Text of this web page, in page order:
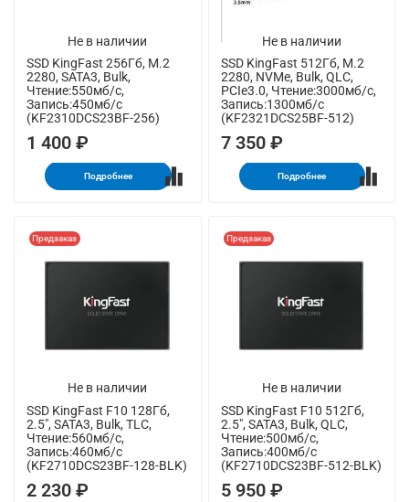
Не в наличии
SSD KingFast 256Гб, M.2
2280, SATA3, Bulk,
Чтение:550мб/с,
Запись:450мб/с
(KF2310DCS23BF-256)
1 400 ₽
Подробнее
Не в наличии
SSD KingFast 512Гб, M.2
2280, NVMe, Bulk, QLC,
PCIe3.0, Чтение:3000мб/с,
Запись:1300мб/с
(KF2321DCS25BF-512)
7 350 ₽
Подробнее
Не в наличии
Предзаказ
SSD KingFast F10 128Гб,
2.5", SATA3, Bulk, TLC,
Чтение:560мб/с,
Запись:460мб/с
(KF2710DCS23BF-128-BLK)
2 230 ₽
Не в наличии
Предзаказ
SSD KingFast F10 512Гб,
2.5", SATA3, Bulk, QLC,
Чтение:500мб/с,
Запись:400мб/с
(KF2710DCS23BF-512-BLK)
5 950 ₽